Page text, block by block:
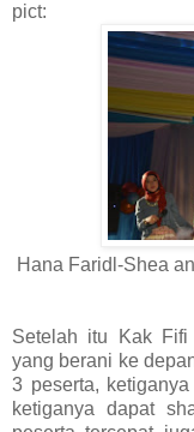
pict:
Hana Faridl-Shea
Setelah itu Kak Fifi
yang berani ke
3 peserta,
ketiganya dapat